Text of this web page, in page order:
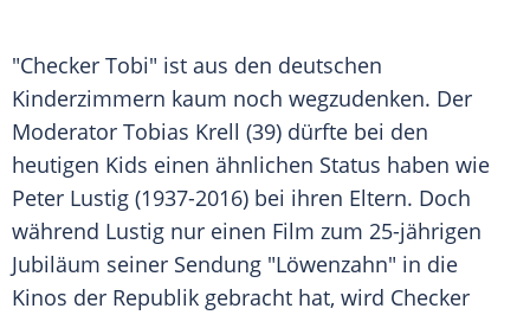
"Checker Tobi" ist aus den deutschen
Kinderzimmern kaum noch wegzudenken. Der
Moderator Tobias Krell (39) dürfte bei den
heutigen Kids einen ähnlichen Status haben wie
Peter Lustig (1937-2016) bei ihren Eltern. Doch
während Lustig nur einen Film zum 25-jährigen
Jubiläum seiner Sendung "Löwenzahn" in die
Kinos der Republik gebracht hat, wird Checker